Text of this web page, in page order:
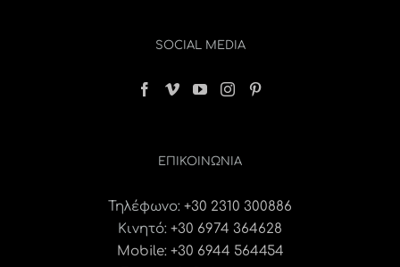
SOCIAL MEDIA
ΕΠΙΚΟΙΝΩΝΊΑ
Τηλέφωνο: +30 2310 300886
Κινητό: +30 6974 364628
Mobile: +30 6944 564454